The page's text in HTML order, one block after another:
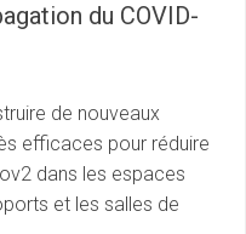
du COVID-
de nouveaux
efficaces pour réduire
dans les espaces
et les salles de